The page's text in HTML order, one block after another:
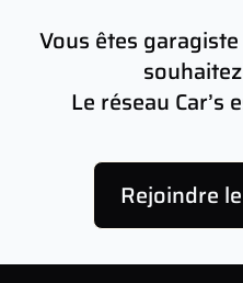
Vous êtes
Le réseau
Rejoindre